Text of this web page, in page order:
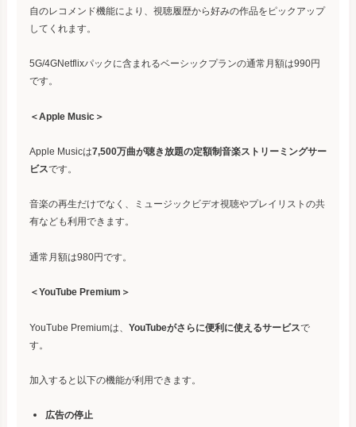
自のレコメンド機能により、視聴履歴から好みの作品をピックアップ
してくれます。
5G/4GNetflixパックに含まれるベーシックプランの通常月額は990円
です。
＜‎Apple Music＞
‎Apple Musicは7,500万曲が聴き放題の定額制音楽ストリーミングサー
ビスです。
音楽の再生だけでなく、ミュージックビデオ視聴やプレイリストの共
有なども利用できます。
通常月額は980円です。
＜YouTube Premium＞
YouTube Premiumは、 YouTubeがさらに便利に使えるサービスで
す。
加入すると以下の機能が利用できます。
広告の停止